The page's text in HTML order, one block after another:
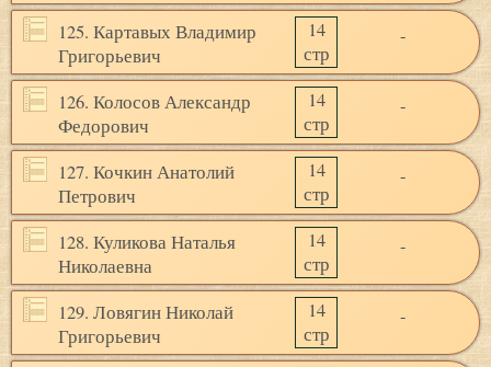
125. Картавых Владимир
Григорьевич
14
стр
-
126. Колосов Александр
Федорович
14
стр
-
127. Кочкин Анатолий
Петрович
14
стр
-
128. Куликова Наталья
Николаевна
14
стр
-
129. Ловягин Николай
Григорьевич
14
стр
-